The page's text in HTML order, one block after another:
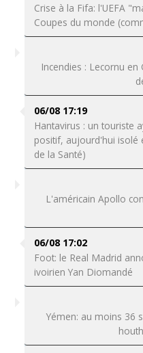
Crise à la Fifa: l'UEFA
Coupes du monde
Incendies : Lecornu
06/08 17:19
Hantavirus : un touriste
positif, aujourd'hui isolé
de la Santé)
L'américain Apollo
06/08 17:02
Foot: le Real Madrid
ivoirien Yan Diomandé
Yémen: au moins 36